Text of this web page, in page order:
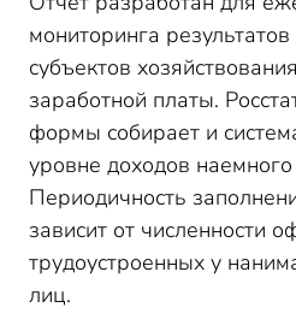
мониторинга
субъектов
заработной платы.
формы собирает и
уровне доходов
Периодичность
зависит от численности
трудоустроенных у
лиц.